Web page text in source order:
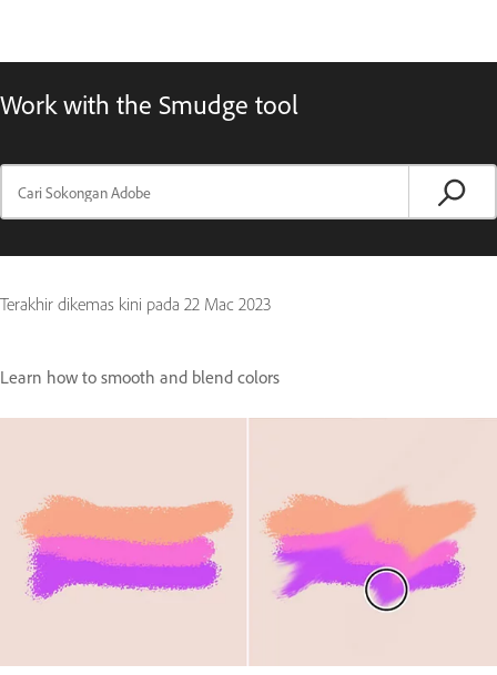
Work with the Smudge tool
Terakhir dikemas kini pada 22 Mac 2023
Learn how to smooth and blend colors